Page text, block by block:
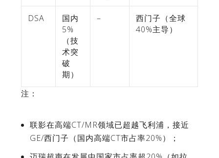
DSA
国内
5%
（技
术突
破
期）
–
西门子（全球
40%主导）
注：
联影在高端CT/MR领域已超越飞利浦，接近
GE/西门子（国内高端CT市占率20%）；